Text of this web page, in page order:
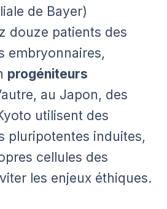
de Bayer)
douze patients des
embryonnaires,
progéniteurs
au Japon, des
utilisent des
pluripotentes induites,
cellules des
les enjeux éthiques.